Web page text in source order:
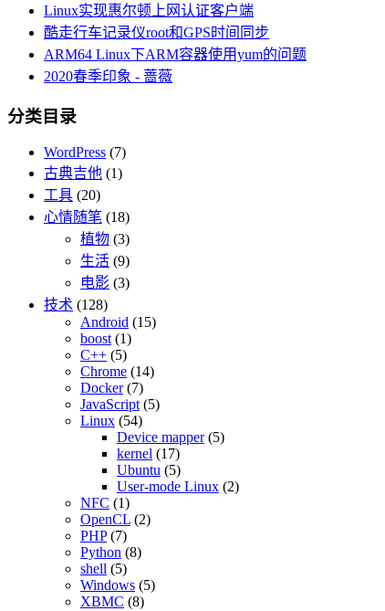
Linux实现惠尔顿上网认证客户端
酷走行车记录仪root和GPS时间同步
ARM64 Linux下ARM容器使用yum的问题
2020春季印象 - 蔷薇
分类目录
WordPress (7)
古典吉他 (1)
工具 (20)
心情随笔 (18)
植物 (3)
生活 (9)
电影 (3)
技术 (128)
Android (15)
boost (1)
C++ (5)
Chrome (14)
Docker(7)
JavaScript (5)
Linux (54)
Device mapper(5)
kernel (17)
Ubuntu (5)
User-mode Linux (2)
NFC (1)
OpenCL (2)
PHP(7)
Python (8)
shell (5)
Windows (5)
XBMC (8)